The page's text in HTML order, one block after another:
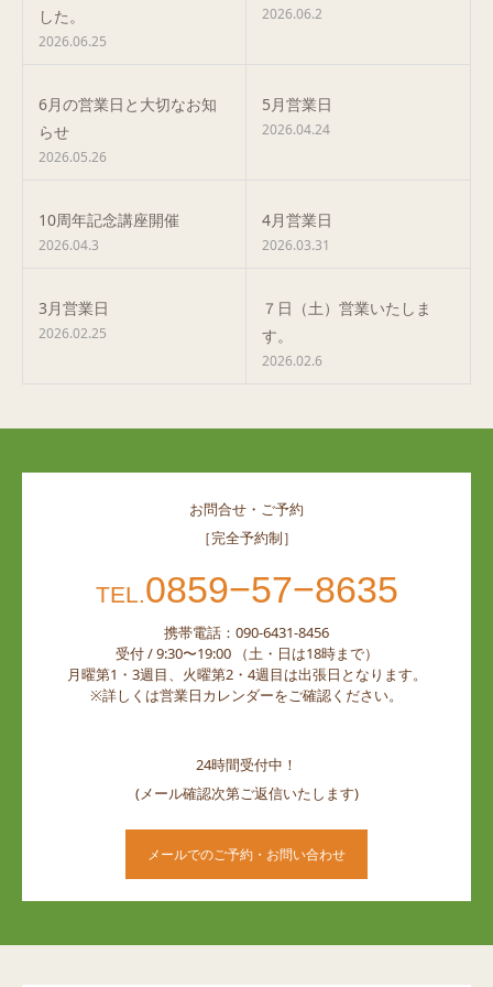
した。
2026.06.25
2026.06.2
6月の営業日と大切なお知
らせ
2026.05.26
5月営業日
2026.04.24
10周年記念講座開催
2026.04.3
4月営業日
2026.03.31
3月営業日
2026.02.25
７日（土）営業いたしま
す。
2026.02.6
お問合せ・ご予約
［完全予約制］
TEL.0859−57−8635
携帯電話：090-6431-8456
受付 / 9:30〜19:00 （土・日は18時まで）
月曜第1・3週目、火曜第2・4週目は出張日となります。
※詳しくは営業日カレンダーをご確認ください。
24時間受付中！
(メール確認次第ご返信いたします)
メールでのご予約・お問い合わせ